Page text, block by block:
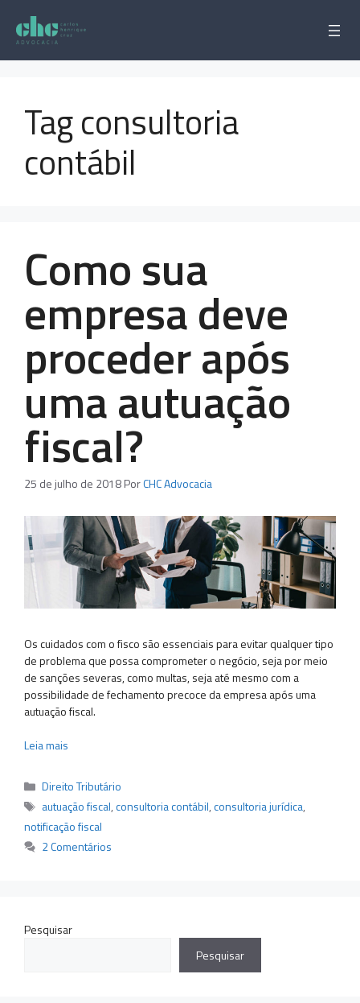
para
conteúdo
Tag consultoria
contábil
Como sua
empresa deve
proceder após
uma autuação
fiscal?
25 de julho de 2018PorCHC Advocacia
Os cuidados com o fisco são essenciais para evitar qualquer tipo
de problema que possa comprometer o negócio, seja por meio
de sanções severas, como multas, seja até mesmo com a
possibilidade de fechamento precoce da empresa após uma
autuação fiscal.
Leia mais
Categorias
Direito Tributário
Tags
autuação fiscal,consultoria contábil,consultoria jurídica,
notificação fiscal
2 Comentários
Pesquisar
Pesquisar